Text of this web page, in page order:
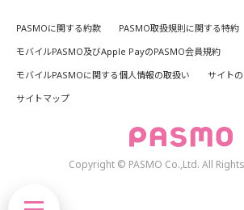
PASMOに関する約款
PASMO取扱規則に関する特約
モバイルPASMO及びApple PayのPASMO会員規約
モバイルPASMOに関する個人情報の取扱い
サイト
サイトマップ
Copyright © PASMO Co.,Ltd. All